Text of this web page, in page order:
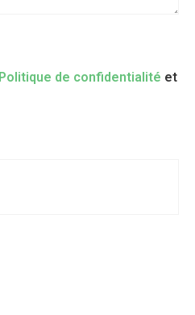
Politique de confidentialité et